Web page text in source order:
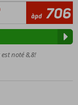
àpd 706
est noté 8,8!